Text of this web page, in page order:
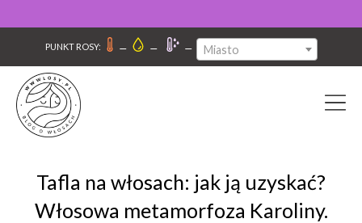
PUNKT ROSY: – – – Miasto
Tafla na włosach: jak ją uzyskać?
Włosowa metamorfoza Karoliny.